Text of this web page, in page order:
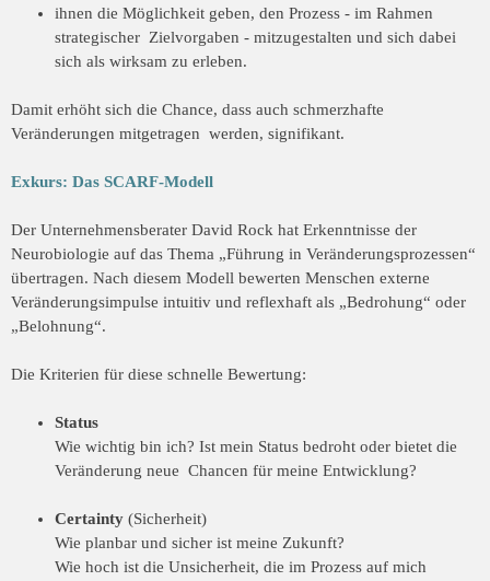
ihnen die Möglichkeit geben, den Prozess - im Rahmen
strategischer Zielvorgaben - mitzugestalten und sich dabei
sich als wirksam zu erleben.
Damit erhöht sich die Chance, dass auch schmerzhafte
Veränderungen mitgetragen werden, signifikant.
Exkurs: Das SCARF-Modell
Der Unternehmensberater David Rock hat Erkenntnisse der
Neurobiologie auf das Thema „Führung in Veränderungsprozessen“
übertragen. Nach diesem Modell bewerten Menschen externe
Veränderungsimpulse intuitiv und reflexhaft als „Bedrohung“ oder
„Belohnung“.
Die Kriterien für diese schnelle Bewertung:
Status
Wie wichtig bin ich? Ist mein Status bedroht oder bietet die
Veränderung neue Chancen für meine Entwicklung?
Certainty (Sicherheit)
Wie planbar und sicher ist meine Zukunft?
Wie hoch ist die Unsicherheit, die im Prozess auf mich